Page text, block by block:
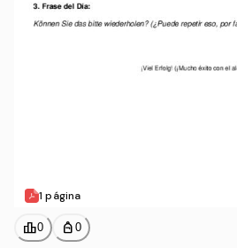
1 página
leaderboard0 personal_bag 0